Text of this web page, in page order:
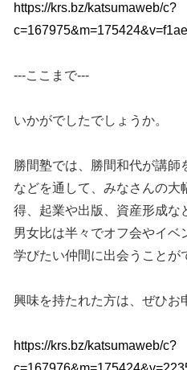
https://krs.bz/katsumaweb/c?
---ここまで---
いかがでしたでしょうか。
勝間塾では、勝間和代が講師
などを通して、みなさんの大
得、起業や出版、資産形成な
男女比は半々でオフ会やイベ
学びたい仲間に出会うことが
興味を持たれた方は、ぜひお
https://krs.bz/katsumaweb/c?